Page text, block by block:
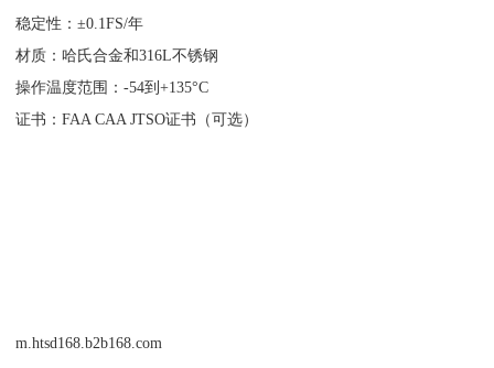
稳定性：±0.1FS/年
材质：哈氏合金和316L不锈钢
操作温度范围：-54到+135°C
证书：FAA CAA JTSO证书（可选）
m.htsd168.b2b168.com